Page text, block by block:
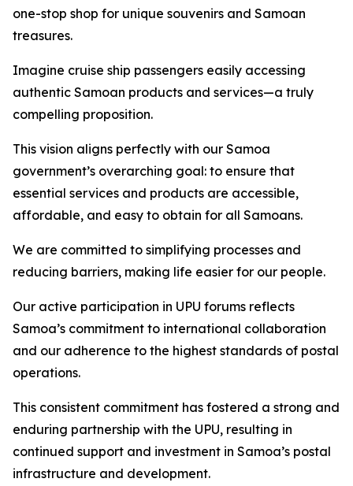
one-stop shop for unique souvenirs and Samoan
treasures.
Imagine cruise ship passengers easily accessing
authentic Samoan products and services—a truly
compelling proposition.
This vision aligns perfectly with our Samoa
government’s overarching goal: to ensure that
essential services and products are accessible,
affordable, and easy to obtain for all Samoans.
We are committed to simplifying processes and
reducing barriers, making life easier for our people.
Our active participation in UPU forums reflects
Samoa’s commitment to international collaboration
and our adherence to the highest standards of postal
operations.
This consistent commitment has fostered a strong and
enduring partnership with the UPU, resulting in
continued support and investment in Samoa’s postal
infrastructure and development.